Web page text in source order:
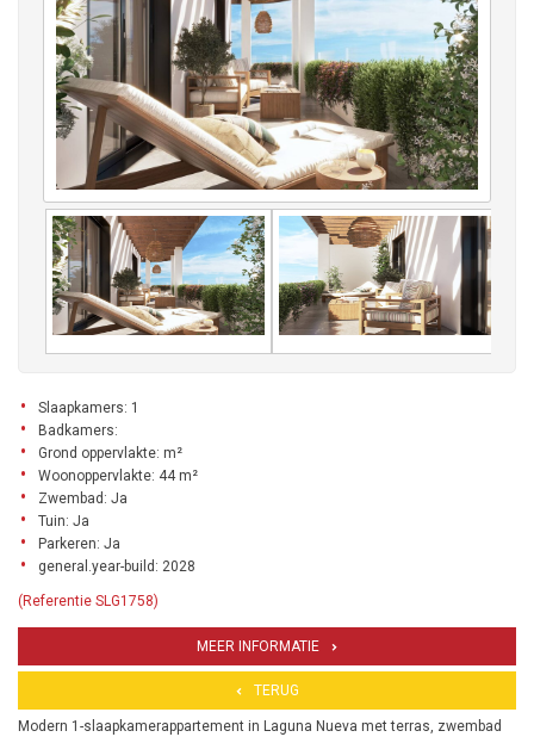
Slaapkamers: 1
Badkamers:
Grond oppervlakte: m²
Woonoppervlakte: 44 m²
Zwembad: Ja
Tuin: Ja
Parkeren: Ja
general.year-build: 2028
(Referentie SLG1758)
MEER INFORMATIE
TERUG
Modern 1-slaapkamerappartement in Laguna Nueva met terras, zwembad